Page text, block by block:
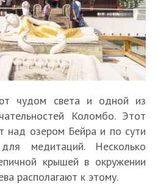
чудом света и одной из
Коломбо. Этот
над озером Бейра и по сути
медитаций. Несколько
крышей в окружении
располагают к этому.